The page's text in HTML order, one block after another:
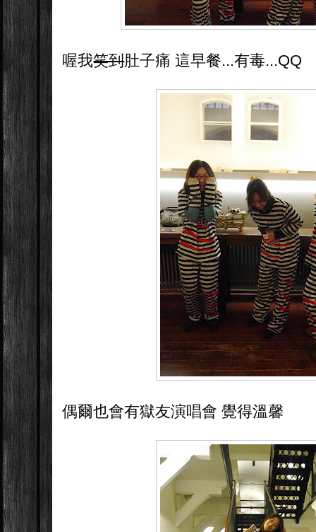
喔我笑到肚子痛 這早餐...有毒...QQ
偶爾也會有獄友演唱會 覺得溫馨